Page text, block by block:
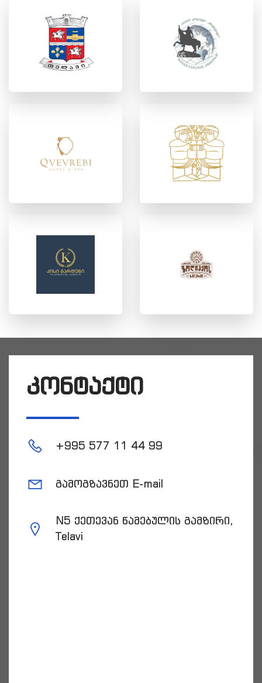
კონტაქტი
+995 577 11 44 99
გამოგზავნეთ E-mail
N5 ქეთევან წამებულის გამზირი,
Telavi